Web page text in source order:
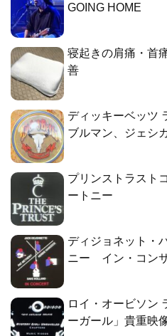
GOING HOME
寝起きの肩痛・首
善
ディッキーベッツ
ブルマン、ジェシ
プリンストラスト
ートニー
ディジョネット・
ニー イン・コン
ロイ・オービソン
ーガール」貴重映